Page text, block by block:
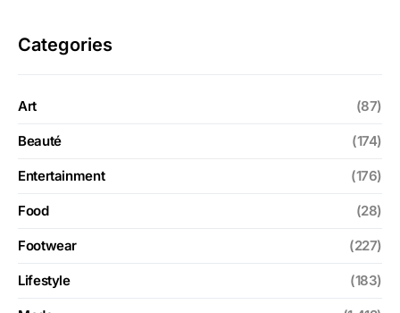
Categories
Art (87)
Beauté (174)
Entertainment (176)
Food (28)
Footwear (227)
Lifestyle (183)